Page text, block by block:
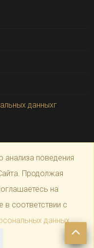
данныхг
анализа поведения
Продолжая
на
в соответствии с
данных.